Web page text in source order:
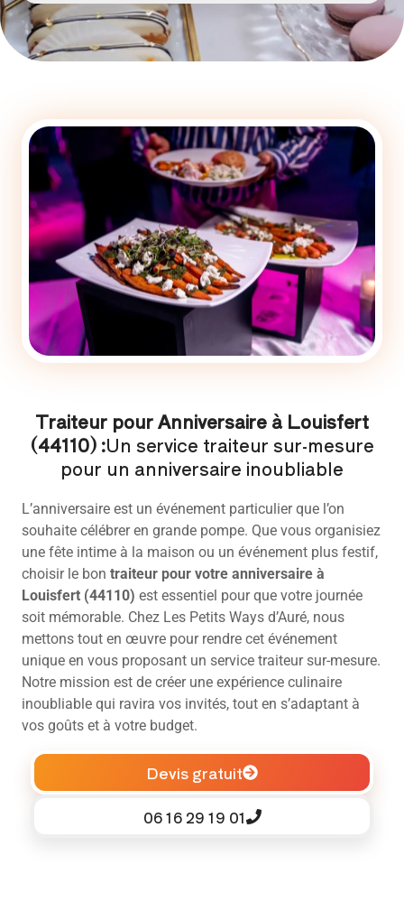
Traiteur pour Anniversaire à Louisfert
(44110) :Un service traiteur sur-mesure
pour un anniversaire inoubliable
L’anniversaire est un événement particulier que l’on
souhaite célébrer en grande pompe. Que vous organisiez
une fête intime à la maison ou un événement plus festif,
choisir le bon traiteur pour votre anniversaire à
Louisfert (44110) est essentiel pour que votre journée
soit mémorable. Chez Les Petits Ways d’Auré, nous
mettons tout en œuvre pour rendre cet événement
unique en vous proposant un service traiteur sur-mesure.
Notre mission est de créer une expérience culinaire
inoubliable qui ravira vos invités, tout en s’adaptant à
vos goûts et à votre budget.
Devis gratuit
06 16 29 19 01